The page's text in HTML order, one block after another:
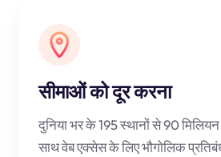
सीमाओं को दूर करना
दुनिया भर के 195 स्थानों से 90
साथ वेब एक्सेस के लिए भौगोलिक